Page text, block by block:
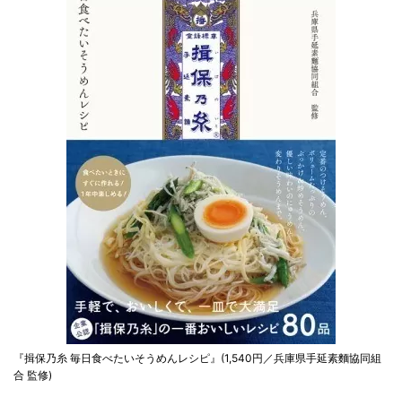
『揖保乃糸 毎日食べたいそうめんレシピ』(1,540円／兵庫県手延素麵協同組
合 監修)